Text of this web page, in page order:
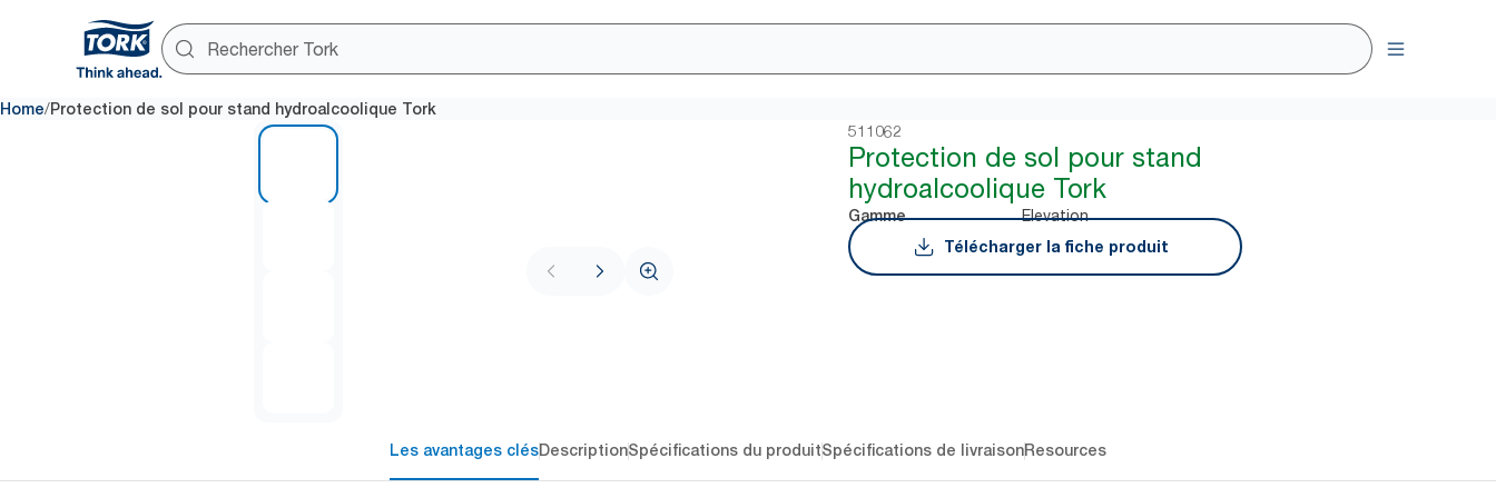
Home/Protection de sol pour stand hydroalcoolique Tork
511062
Protection de sol pour stand
hydroalcoolique Tork
Gamme
Elevation
Télécharger la fiche produit
Les avantages clésDescriptionSpécifications du produitSpécifications de livraisonResources